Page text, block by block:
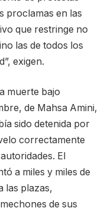
proclamas en las
que restringe no
las de todos los
exigen.
muerte bajo
de Mahsa Amini,
sido detenida por
correctamente
El
a miles y miles de
las plazas,
de sus